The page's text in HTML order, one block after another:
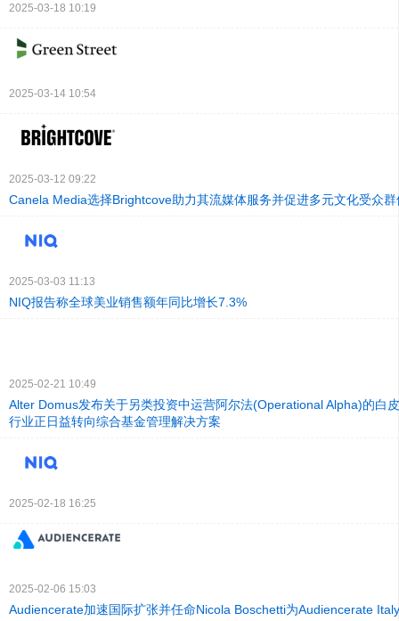
2025-03-18 10:19
2025-03-14 10:54
2025-03-12 09:22
Canela Media选择Brightcove助力其流媒体服务并促进多元文化受众
2025-03-03 11:13
NIQ报告称全球美业销售额年同比增长7.3%
2025-02-21 10:49
Alter Domus发布关于另类投资中运营阿尔法(Operational Alpha)的
行业正日益转向综合基金管理解决方案
2025-02-18 16:25
2025-02-06 15:03
Audiencerate加速国际扩张并任命Nicola Boschetti为Audiencerate